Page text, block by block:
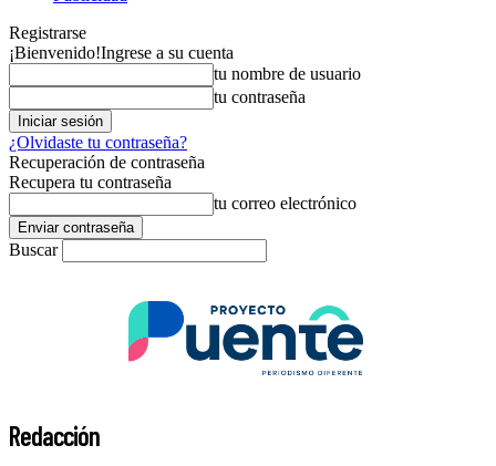
Registrarse
¡Bienvenido!Ingrese a su cuenta
tu nombre de usuario
tu contraseña
¿Olvidaste tu contraseña?
Recuperación de contraseña
Recupera tu contraseña
tu correo electrónico
Buscar
Redacción